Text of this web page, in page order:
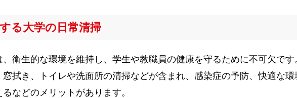
る大学の日常清掃
衛生的な環境を維持し、学生や教職員の健康を守るために不可欠です
拭き、トイレや洗面所の清掃などが含まれ、感染症の予防、快適な環
などのメリットがあります。